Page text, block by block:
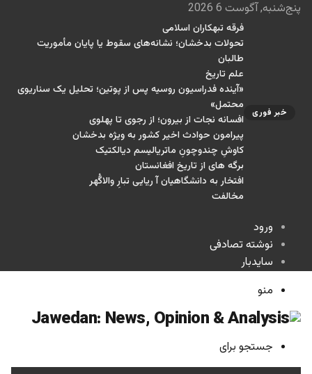
پنج‌شنبه, آگوست 6 2026
خبر فوری
فرقه تبهکاران اسلامی
تحولات بدخشان؛ نشانه‌های سقوط یا پایان مأموریت
طالبان
علم تاریخ
«آینده فدراسیون روسیه پس از پوتین؛ تحلیل یک سناریوی
محتمل»
افسانه نجات از بیرون؛ از رجوی تا پهلوی
پیرامون حوادث اخیر کشور به ویژه بدخشان
کاوشِ چندو‌چونِ ماتریالیسم دیالکتیک
برگه های از تاریخ افغانستان
افتخار به دانشگاهیان آ ریایی تبارِ والاگُهر
مخالفت
ورود
نوشته تصادفی
سایدبار
منو
جستجو برای